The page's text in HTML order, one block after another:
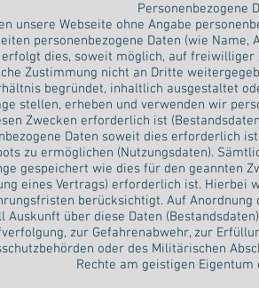
Personenbezogene
unsere Webseite ohne Angabe
personenbezogene Daten (wie Name,
dies, soweit möglich, auf freiwilliger
Zustimmung nicht an Dritte
begründet, inhaltlich ausgestaltet
stellen, erheben und verwenden wir
Zwecken erforderlich ist
Daten soweit dies erforderlich
zu ermöglichen (Nutzungsdaten).
gespeichert wie dies für den geannten
eines Vertrags) erforderlich ist. Hierbei
berücksichtigt. Auf
Auskunft über diese Daten
zur Gefahrenabwehr, zur
oder des Militärischen
Rechte am geistigen